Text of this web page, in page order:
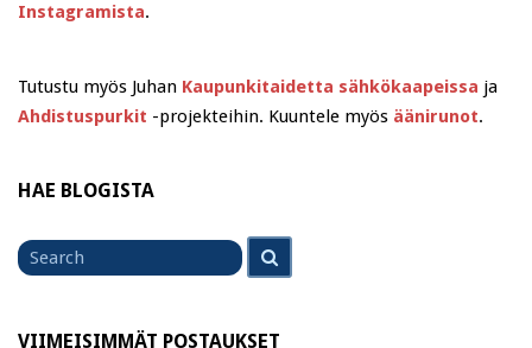
Instagramista.
Tutustu myös Juhan Kaupunkitaidetta sähkökaapeissa ja
Ahdistuspurkit -projekteihin. Kuuntele myös äänirunot.
HAE BLOGISTA
Search
for
VIIMEISIMMÄT POSTAUKSET